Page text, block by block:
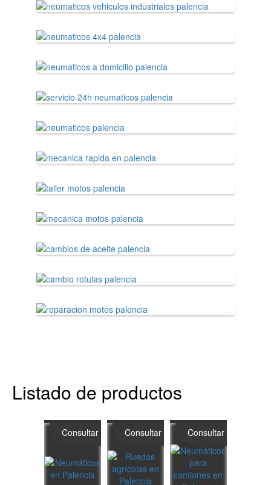
Listado de productos
Consultar Consultar Consultar